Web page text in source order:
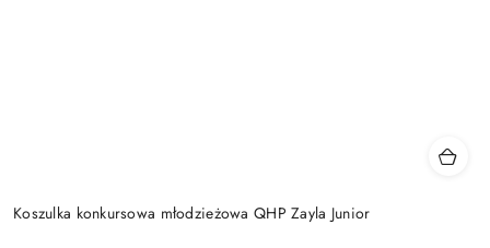
Koszulka konkursowa młodzieżowa QHP Zayla Junior